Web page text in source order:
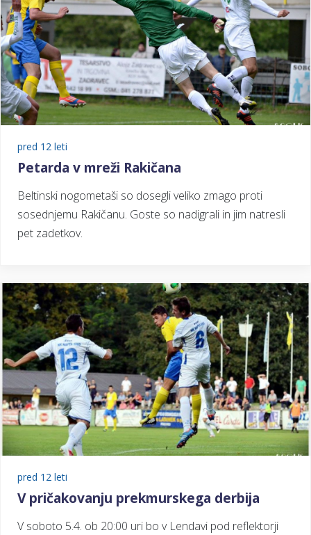
pred 12 leti
Petarda v mreži Rakičana
Beltinski nogometaši so dosegli veliko zmago proti
sosednjemu Rakičanu. Goste so nadigrali in jim natresli
pet zadetkov.
pred 12 leti
V pričakovanju prekmurskega derbija
V soboto 5.4. ob 20:00 uri bo v Lendavi pod reflektorji